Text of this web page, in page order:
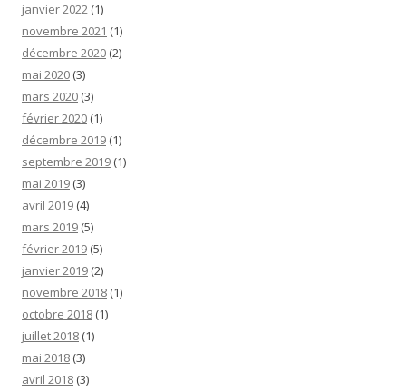
janvier 2022 (1)
novembre 2021 (1)
décembre 2020 (2)
mai 2020 (3)
mars 2020 (3)
février 2020 (1)
décembre 2019 (1)
septembre 2019 (1)
mai 2019 (3)
avril 2019 (4)
mars 2019 (5)
février 2019 (5)
janvier 2019 (2)
novembre 2018 (1)
octobre 2018 (1)
juillet 2018 (1)
mai 2018 (3)
avril 2018 (3)